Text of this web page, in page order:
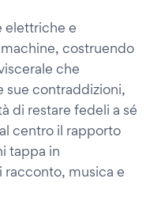
elettriche e
costruendo
che
sue contraddizioni,
di restare fedeli a sé
centro il rapporto
tappa in
racconto, musica e